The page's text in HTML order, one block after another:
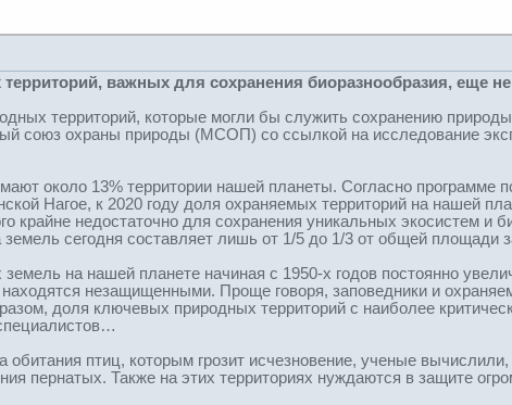
важных для сохранения биоразнообразия, еще
территорий, которые могли бы служить сохранению
союз охраны природы (МСОП) со ссылкой на исследование
около 13% территории нашей планеты. Согласно программе
Нагое, к 2020 году доля охраняемых территорий на нашей
крайне недостаточно для сохранения уникальных экосистем
земель сегодня составляет лишь от 1/5 до 1/3 от общей
на нашей планете начиная с 1950-х годов постоянно
незащищенными. Проще говоря, заповедники и
доля ключевых природных территорий с наиболее
обитания птиц, которым грозит исчезновение, ученые
пернатых. Также на этих территориях нуждаются в защите